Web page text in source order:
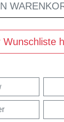
Wunschliste